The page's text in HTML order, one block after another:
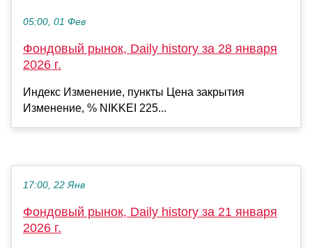
05:00, 01 Фев
Фондовый рынок, Daily history за 28 января
2026 г.
Индекс Изменение, пункты Цена закрытия
Изменение, % NIKKEI 225...
17:00, 22 Янв
Фондовый рынок, Daily history за 21 января
2026 г.